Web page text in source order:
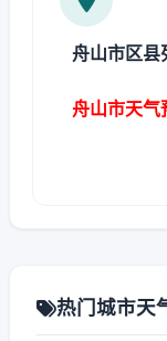
舟山市区县
舟山市天气
热门城市天